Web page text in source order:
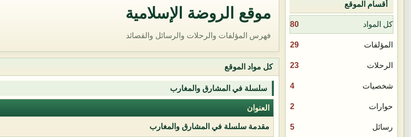
أقسام الموقع
كل المواد 80
المؤلفات 29
الرحلات 23
شخصيات 4
حوارات 2
رسائل 5
موقع الروضة الإسلامية
فهرس المؤلفات والرحلات والرسائل والقصائد
كل مواد الموقع
سلسلة في المشارق والمغارب
العنوان
مقدمة سلسلة في المشارق والمغارب